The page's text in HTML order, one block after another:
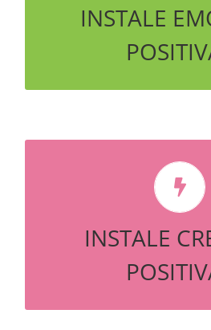
INSTALE
INSTALE
ABUNDÂNCIA,
LIBERDADE